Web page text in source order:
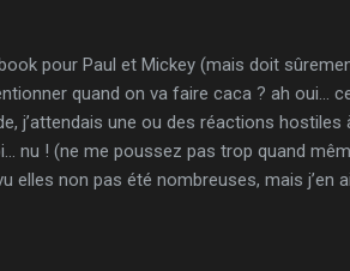
pour Paul et Mickey (mais doit
quand on va faire caca ? ah oui…
j’attendais une ou des réactions
nu ! (ne me poussez pas trop quand
elles non pas été nombreuses, mais j’en
fois cette année, dans les tours, quand j’ai